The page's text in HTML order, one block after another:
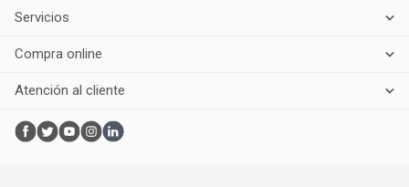
Servicios
Compra online
Atención al cliente